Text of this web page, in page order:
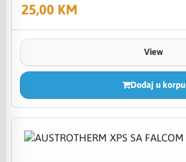
25,00 KM
View
Dodaj u korpu